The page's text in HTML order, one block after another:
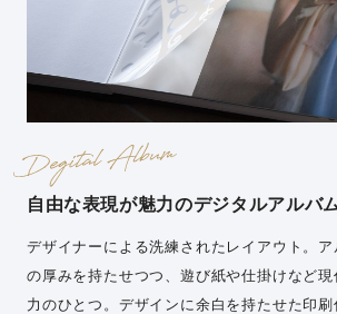
自由な表現が魅力のデジタルアルバ
デザイナーによる洗練されたレイアウト。
の厚みを持たせつつ、遊び紙や仕掛けなど
力のひとつ。デザインに余白を持たせた印